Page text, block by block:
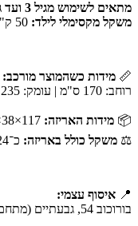
מתאים לשימוש מגיל 3 ועד גיל 10
משקל מקסימלי לילד:
📏 מידות כשהמוצר מורכב:
רוחב: 170 ס"מ | עומק: 235 ס"מ | גובה: 200 ס"מ
📦 מידות האריזה:
⚖ משקל כולל באריזה: כ־24 ק"ג
📍 איסוף עצמי:
בורוכוב 54, גבעתיים (מתחם פרנדלי) – בתיאום מראש